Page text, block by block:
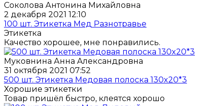
Соколова Антонина Михайловна
2 декабря 2021 12:10
100 шт. Этикетка Мед Разнотравье
Этикетка
Качество хорошее, мне понравились.
Муковнина Анна Александровна
31 октября 2021 07:52
500 шт. Этикетка Медовая полоска 130x20*3
Хорошие этикетки
Товар пришёл быстро, клеятся хорошо